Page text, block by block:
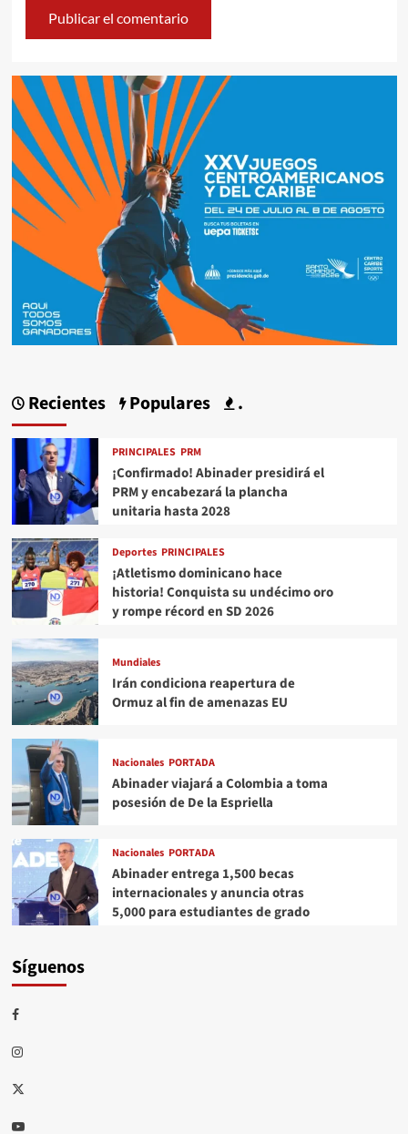
Recientes Populares .
PRINCIPALES PRM
¡Confirmado! Abinader presidirá el
PRM y encabezará la plancha
unitaria hasta 2028
Deportes PRINCIPALES
¡Atletismo dominicano hace
historia! Conquista su undécimo oro
y rompe récord en SD 2026
Mundiales
Irán condiciona reapertura de
Ormuz al fin de amenazas EU
Nacionales PORTADA
Abinader viajará a Colombia a toma
posesión de De la Espriella
Nacionales PORTADA
Abinader entrega 1,500 becas
internacionales y anuncia otras
5,000 para estudiantes de grado
Síguenos